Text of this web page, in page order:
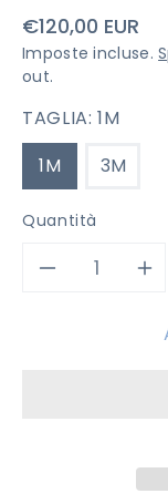
Prezzo
di
listino
€120,00 EUR
Imposte incluse.
out.
TAGLIA:1M
1M
3M
Quantità